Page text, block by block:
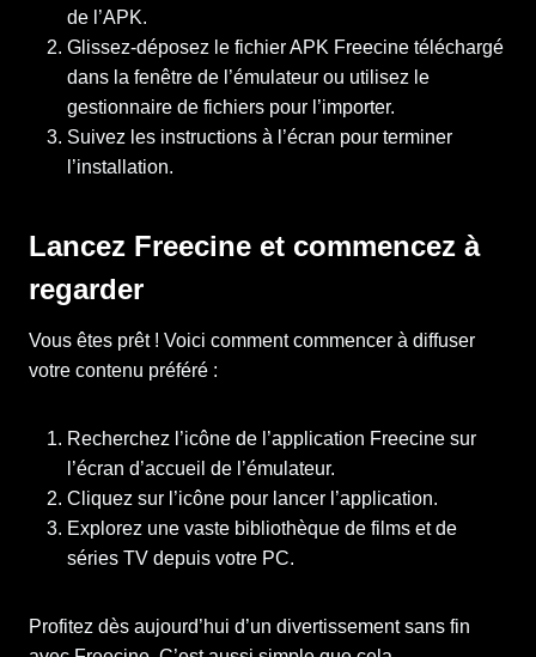
de l’APK.
Glissez-déposez le fichier APK Freecine téléchargé
dans la fenêtre de l’émulateur ou utilisez le
gestionnaire de fichiers pour l’importer.
Suivez les instructions à l’écran pour terminer
l’installation.
Lancez Freecine et commencez à
regarder
Vous êtes prêt ! Voici comment commencer à diffuser
votre contenu préféré :
Recherchez l’icône de l’application Freecine sur
l’écran d’accueil de l’émulateur.
Cliquez sur l’icône pour lancer l’application.
Explorez une vaste bibliothèque de films et de
séries TV depuis votre PC.
Profitez dès aujourd’hui d’un divertissement sans fin